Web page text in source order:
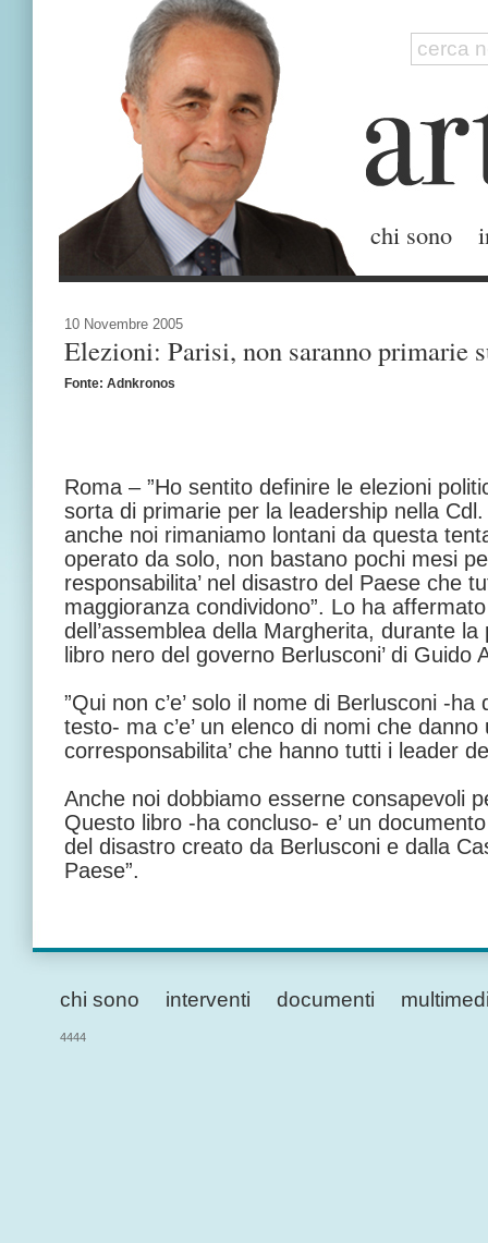
chi sono
10 Novembre 2005
Elezioni: Parisi, non saranno primarie
Fonte: Adnkronos
Roma – ”Ho sentito definire le elezioni
sorta di primarie per la leadership nella
anche noi rimaniamo lontani da questa
operato da solo, non bastano pochi mesi
responsabilita’ nel disastro del Paese che
maggioranza condividono”. Lo ha
dell’assemblea della Margherita, durante la
libro nero del governo Berlusconi’ di Guido
”Qui non c’e’ solo il nome di Berlusconi -
testo- ma c’e’ un elenco di nomi che danno
corresponsabilita’ che hanno tutti i leader
Anche noi dobbiamo esserne consapevoli
Questo libro -ha concluso- e’ un
del disastro creato da Berlusconi e dalla
Paese”.
chi sono interventi documenti
4444